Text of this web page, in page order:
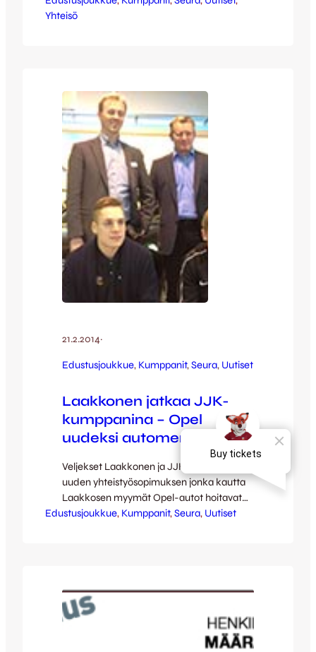
palveluihin. Onnetar nosti iloiseksi
kisaan osallistuneita ja toivottavat
turvallisia ajokilometrejä jatkossakin!
Yhteisö
21.2.2014·
Edustusjoukkue, Kumppanit, Seura, Uutiset
Laakkonen jatkaa JJK-
kumppanina – Opel
uudeksi automerkiksi
Veljekset Laakkonen ja JJK ovat solmineet
uuden yhteistyösopimuksen jonka kautta
Laakkosen myymät Opel-autot hoitavat
jatkossa JJK:n liikkumistarpeita. – JJK on
Laakkosen Jyväskylän autotalon johtaja
Harri Pasanen kertoo iloisena. JJK:lle ja
Laakkoselle on kertynyt yhteisiä
Edustusjoukkue, Kumppanit, Seura, Uutiset